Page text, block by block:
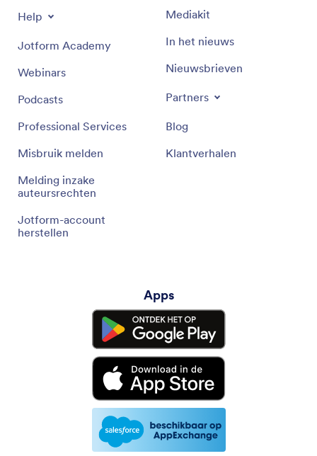
Help
Jotform Academy
Webinars
Podcasts
Professional Services
Misbruik melden
Melding inzake
auteursrechten
Jotform-account
herstellen
Mediakit
In het nieuws
Nieuwsbrieven
Partners
Blog
Klantverhalen
Apps